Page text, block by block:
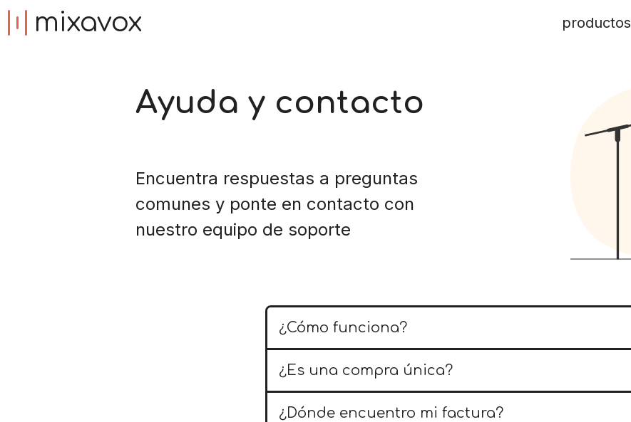
mixavox productos
Ayuda y contacto
Encuentra respuestas a preguntas
comunes y ponte en contacto con
nuestro equipo de soporte
¿Cómo funciona?
¿Es una compra única?
¿Dónde encuentro mi factura?